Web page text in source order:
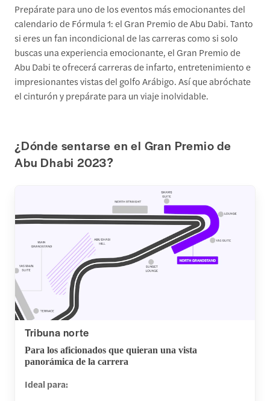
Prepárate para uno de los eventos más emocionantes del
calendario de Fórmula 1: el Gran Premio de Abu Dabi. Tanto
si eres un fan incondicional de las carreras como si solo
buscas una experiencia emocionante, el Gran Premio de
Abu Dabi te ofrecerá carreras de infarto, entretenimiento e
impresionantes vistas del golfo Arábigo. Así que abróchate
el cinturón y prepárate para un viaje inolvidable.
¿Dónde sentarse en el Gran Premio de
Abu Dhabi 2023?
Tribuna norte
Para los aficionados que quieran una vista
panorámica de la carrera
Ideal para: